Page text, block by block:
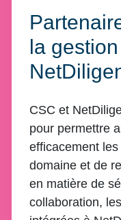
la
CSC et
pour permettre
efficacement
domaine et de
en matière de
collaboration,